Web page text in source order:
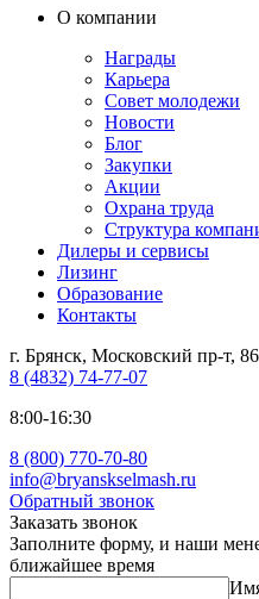
О компании
Награды
Карьера
Совет молодежи
Новости
Блог
Закупки
Акции
Охрана труда
Структура
Дилеры и сервисы
Лизинг
Образование
Контакты
г. Брянск, Московский пр-т, 86
8 (4832) 74-77-07
8:00-16:30
8 (800) 770-70-80
info@bryanskselmash.ru
Обратный звонок
Заказать звонок
Заполните форму, и наши
ближайшее время